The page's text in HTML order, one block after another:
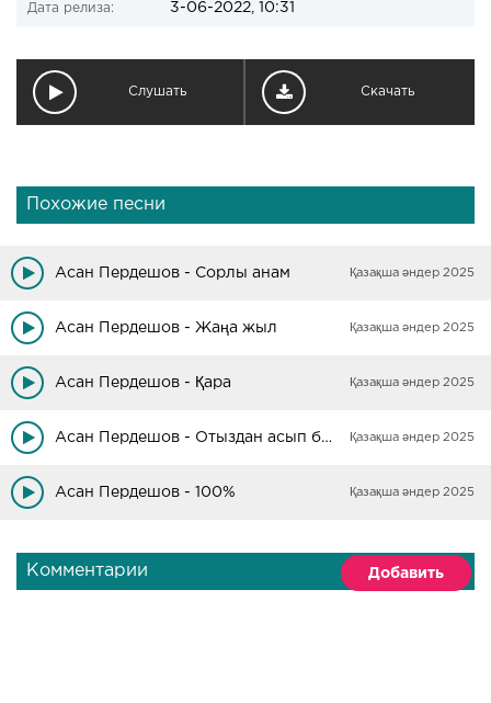
Дата релиза: 3-06-2022, 10:31
Слушать Скачать
Похожие песни
Асан Пердешов - Сорлы анам Қазақша әндер 2025
Асан Пердешов - Жаңа жыл Қазақша әндер 2025
Асан Пердешов - Қара Қазақша әндер 2025
Асан Пердешов - Отыздан асып барамын Қазақша әндер 2025
Асан Пердешов - 100% Қазақша әндер 2025
Комментарии Добавить